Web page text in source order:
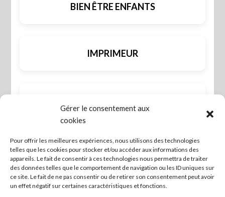
Gérer le consentement aux
cookies
Pour offrir les meilleures expériences, nous utilisons des technologies
telles que les cookies pour stocker et/ou accéder aux informations des
appareils. Le fait de consentir à ces technologies nous permettra de traiter
des données telles que le comportement de navigation ou les ID uniques sur
ce site. Le fait de ne pas consentir ou de retirer son consentement peut avoir
un effet négatif sur certaines caractéristiques et fonctions.
BIEN ÊTRE ENFANTS
IMPRIMEUR
SANTÉ - BIEN ÊTRE